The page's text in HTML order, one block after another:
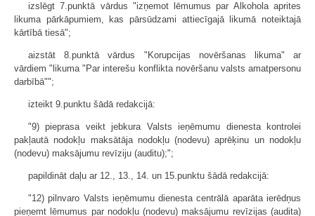
izslēgt 7.punktā vārdus "izņemot lēmumus par Alkohola aprites
likuma pārkāpumiem, kas pārsūdzami attiecīgajā likumā noteiktajā
kārtībā tiesā";
aizstāt 8.punktā vārdus "Korupcijas novēršanas likuma" ar
vārdiem "likuma "Par interešu konflikta novēršanu valsts amatpersonu
darbībā"";
izteikt 9.punktu šādā redakcijā:
"9) pieprasa veikt jebkura Valsts ieņēmumu dienesta kontrolei
pakļautā nodokļu maksātāja nodokļu (nodevu) aprēķinu un nodokļu
(nodevu) maksājumu revīziju (auditu);";
papildināt daļu ar 12., 13., 14. un 15.punktu šādā redakcijā:
"12) pilnvaro Valsts ieņēmumu dienesta centrālā aparāta ierēdņus
pieņemt lēmumus par nodokļu (nodevu) maksājumu revīzijas (audita)